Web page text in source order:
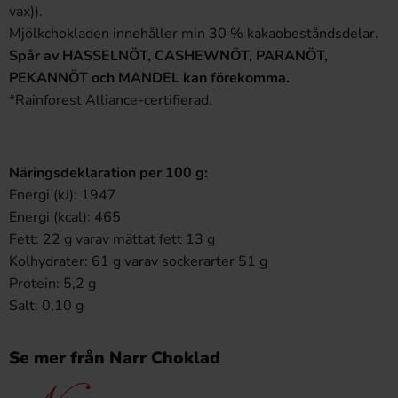
vax)).
Mjölkchokladen innehåller min 30 % kakaobeståndsdelar.
Spår av HASSELNÖT, CASHEWNÖT, PARANÖT,
PEKANNÖT och MANDEL kan förekomma.
*Rainforest Alliance-certifierad.
Näringsdeklaration per 100 g:
Energi (kJ): 1947
Energi (kcal): 465
Fett: 22 g varav mättat fett 13 g
Kolhydrater: 61 g varav sockerarter 51 g
Protein: 5,2 g
Salt: 0,10 g
Se mer från Narr Choklad